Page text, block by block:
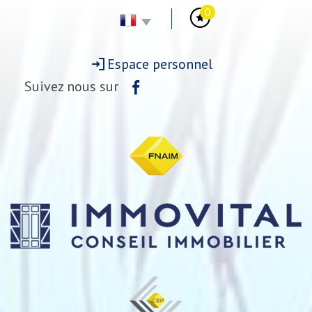
0
Espace personnel
Suivez nous sur